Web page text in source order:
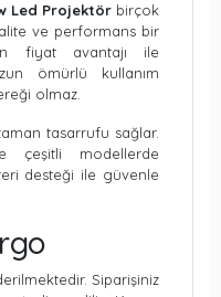
Led Projektörbirçok
ve performans bir
fiyat avantajı ile
ömürlü kullanım
olmaz.
tasarrufu sağlar.
çeşitli modellerde
desteği ile güvenle
Siparişiniz